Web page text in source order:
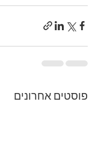
פוסטים אחרונים